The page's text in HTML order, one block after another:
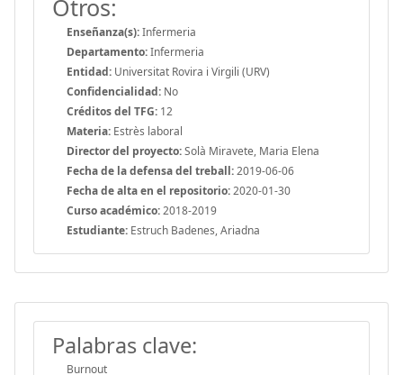
Otros:
Enseñanza(s):Infermeria
Departamento:Infermeria
Entidad: Universitat Rovira i Virgili (URV)
Confidencialidad: No
Créditos del TFG: 12
Materia: Estrès laboral
Director del proyecto:Solà Miravete, Maria Elena
Fecha de la defensa del treball:2019-06-06
Fecha de alta en el repositorio:2020-01-30
Curso académico:2018-2019
Estudiante: Estruch Badenes, Ariadna
Palabras clave:
Burnout